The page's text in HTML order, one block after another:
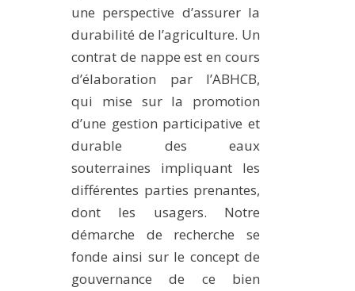
une perspective d’assurer la
durabilité de l’agriculture. Un
contrat de nappe est en cours
d’élaboration par l’ABHCB,
qui mise sur la promotion
d’une gestion participative et
durable des eaux
souterraines impliquant les
différentes parties prenantes,
dont les usagers. Notre
démarche de recherche se
fonde ainsi sur le concept de
gouvernance de ce bien